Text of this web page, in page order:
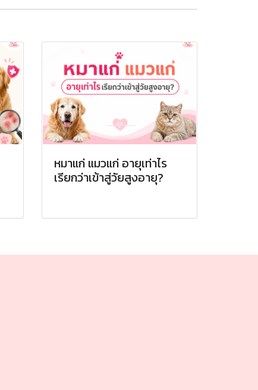
หมาแก่ แมวแก่ อายุเท่าไร
เรียกว่าเข้าสู่วัยสูงอายุ?